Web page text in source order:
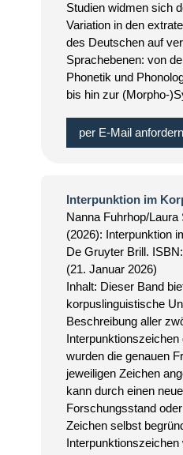
Studien widmen sich
Variation in den
des Deutschen auf
Sprachebenen: von
Phonetik und
bis hin zur (Morpho-
per E-Mail anfordern
Interpunktion im
Nanna Fuhrhop/
(2026): Interpunktion
De Gruyter Brill.
(21. Januar 2026)
Inhalt: Dieser Band
korpuslinguistische
Beschreibung aller
wurden die genauen
jeweiligen Zeichen
kann durch einen
Forschungsstand
Zeichen selbst
Interpunktionszeichen